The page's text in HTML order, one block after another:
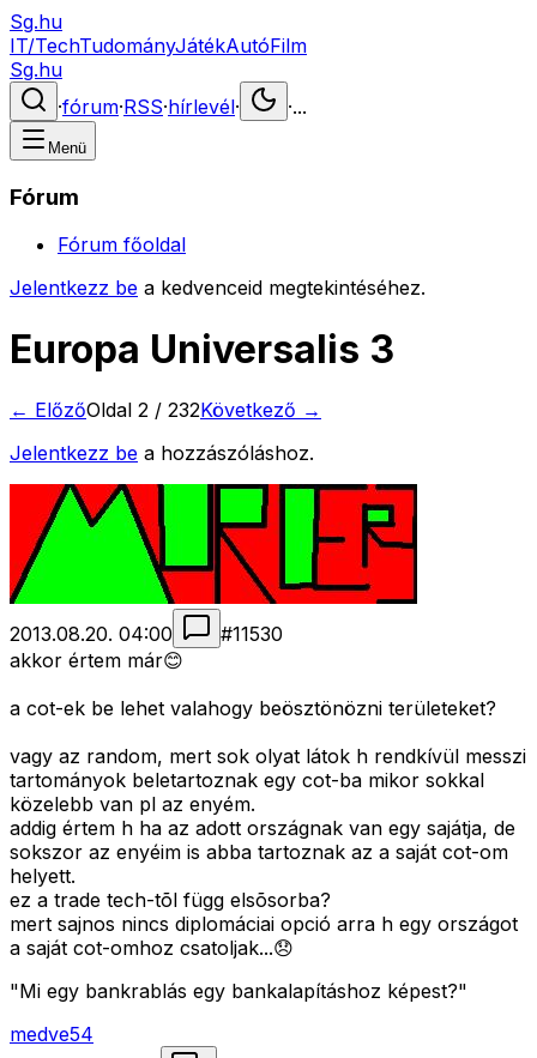
Sg.hu
IT/TechTudományJátékAutóFilm
Sg.hu
·fórum·RSS·hírlevél· ·...
Menü
Fórum
Fórum főoldal
Jelentkezz be a kedvenceid megtekintéséhez.
Europa Universalis 3
← ElőzőOldal 2 / 232Következő →
Jelentkezz be a hozzászóláshoz.
2013.08.20. 04:00 #11530
akkor értem már😊
a cot-ek be lehet valahogy beösztönözni területeket?
vagy az random, mert sok olyat látok h rendkívül messzi
tartományok beletartoznak egy cot-ba mikor sokkal
közelebb van pl az enyém.
addig értem h ha az adott országnak van egy sajátja, de
sokszor az enyéim is abba tartoznak az a saját cot-om
helyett.
ez a trade tech-tõl függ elsõsorba?
mert sajnos nincs diplomáciai opció arra h egy országot
a saját cot-omhoz csatoljak...😞
"Mi egy bankrablás egy bankalapításhoz képest?"
medve54